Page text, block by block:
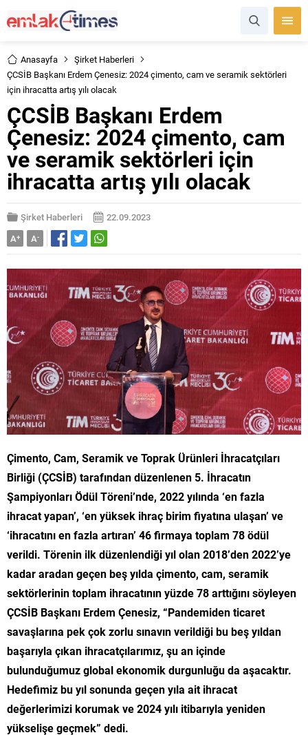
Anasayfa
Şirket Haberleri
ÇCSİB Başkanı Erdem Çenesiz: 2024 çimento, cam ve seramik sektörleri
için ihracatta artış yılı olacak
ÇCSİB Başkanı Erdem
Çenesiz: 2024 çimento, cam
ve seramik sektörleri için
ihracatta artış yılı olacak
Şirket Haberleri
22.09.2023
A+ A-
Çimento, Cam, Seramik ve Toprak Ürünleri İhracatçıları
Birliği (ÇCSİB) tarafından düzenlenen 5. İhracatın
Şampiyonları Ödül Töreni’nde, 2022 yılında ‘en fazla
ihracat yapan’, ‘en yüksek ihraç birim fiyatına ulaşan’ ve
‘ihracatını en fazla artıran’ 46 firmaya toplam 78 ödül
verildi. Törenin ilk düzenlendiği yıl olan 2018’den 2022’ye
kadar aradan geçen beş yılda çimento, cam, seramik
sektörlerinin toplam ihracatının yüzde 78 arttığını söyleyen
ÇCSİB Başkanı Erdem Çenesiz, “Pandemiden ticaret
savaşlarına pek çok zorlu sınavın verildiği bu beş yıldan
başarıyla çıkan ihracatçılarımız, şu an içinde
bulunduğumuz global ekonomik durgunluğu da aşacaktır.
Hedefimiz bu yıl sonunda geçen yıla ait ihracat
değerlerimizi korumak ve 2024 yılı itibarıyla yeniden
yükselişe geçmek” dedi.